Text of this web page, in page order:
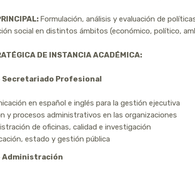
Formulación, análisis y evaluación de
social en distintos ámbitos (económico, político,
DE INSTANCIA ACADÉMICA:
Secretariado Profesional
en español e inglés para la gestión ejecutiva
y procesos administrativos en las organizaciones
de oficinas, calidad e investigación
estado y gestión pública
Administración